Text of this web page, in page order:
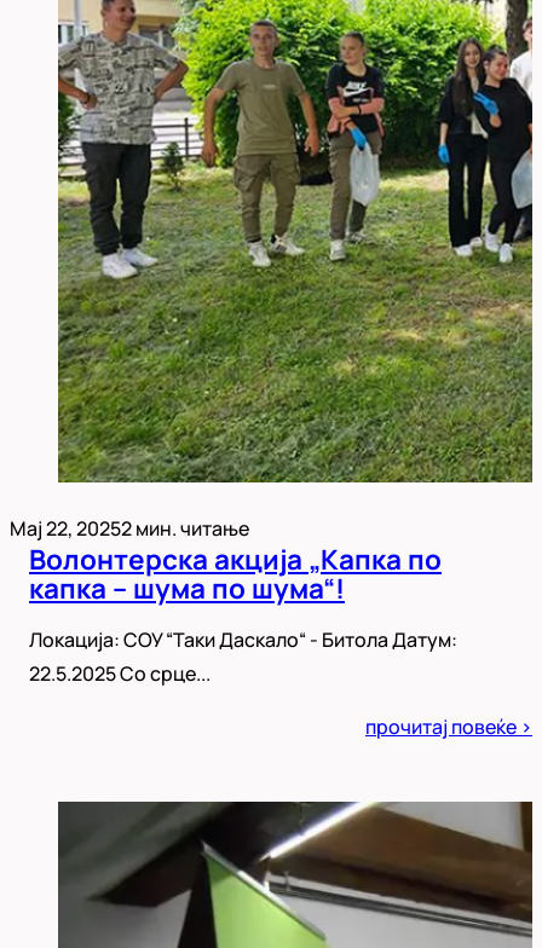
Мај 22, 20252 мин. читање
Волонтерска акција „Капка по
капка – шума по шума“!
Локација: СОУ “Таки Даскало“ - Битола Датум:
22.5.2025 Со срце...
прочитај повеќе >